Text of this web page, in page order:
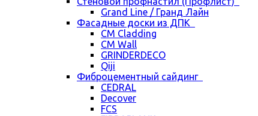
Grand Line / Гранд Лайн
Фасадные доски из ДПК
CM Cladding
CM Wall
GRINDERDECO
Qiji
Фиброцементный сайдинг
CEDRAL
Decover
FCS